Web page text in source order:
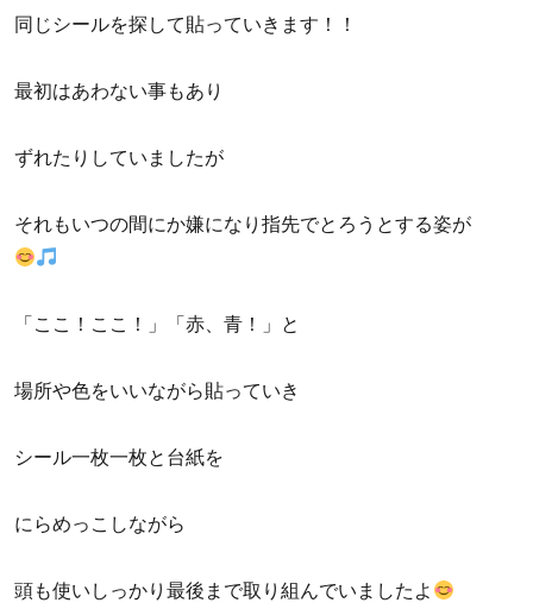
同じシールを探して貼っていきます！！
最初はあわない事もあり
ずれたりしていましたが
それもいつの間にか嫌になり指先でとろうとする姿が
「ここ！ここ！」「赤、青！」と
場所や色をいいながら貼っていき
シール一枚一枚と台紙を
にらめっこしながら
頭も使いしっかり最後まで取り組んでいましたよ